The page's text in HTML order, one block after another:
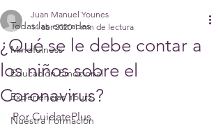
Todas las entradas
Mindfulness
Educación Emocional
Experiencias Yourz
Nuestra Formación
¿Qué se le debe contar a
los niños sobre el
Coronavirus?
Juan Manuel Younes
14 abr 2020 1 min de lectura
Por CuidatePlus